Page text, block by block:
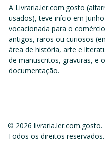
A Livraria.ler.com.gosto
usados), teve início em
vocacionada para o
antigos, raros ou curiosos
área de história, arte e
de manuscritos, gravuras, e
documentação.
© 2026 livraria.ler.com.gosto.
Todos os direitos reservados.